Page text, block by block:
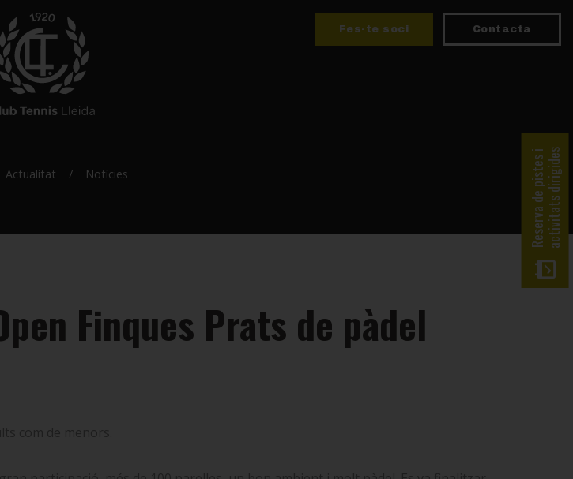
Reserva de pistes iactivitats dirigides
Fes-te soci Contacta
Actualitat Notícies
Finques Prats de pàdel